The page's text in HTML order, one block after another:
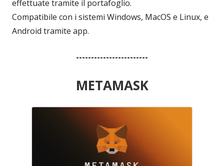
effettuate tramite il portafoglio.
Compatibile con i sistemi Windows, MacOS e Linux, e
Android tramite app.
------------------------
METAMASK